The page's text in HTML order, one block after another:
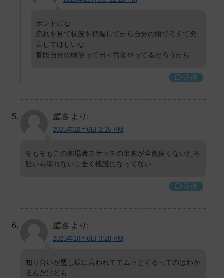
ホントにな
流れを見て状況を把握してから自分の頭で考えて発
言してほしいな
普段自分の頭使って日々労働やってるだろうから
返信
匿名 より:
2025年10月6日 2:15 PM
そもそもこの来場者スケッチの出来が全然良くないだろ
疑いも晴れないし全く擁護になってない
返信
匿名 より:
2025年10月6日 3:28 PM
知り合いが悪し様に言われててムッとするってのはわか
るんだけども